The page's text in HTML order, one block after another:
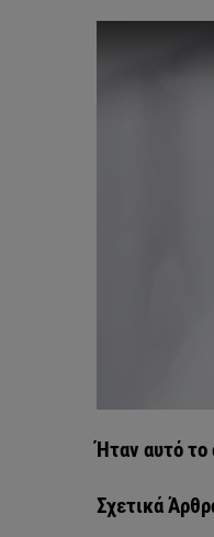
Ήταν αυτό το
Σχετικά